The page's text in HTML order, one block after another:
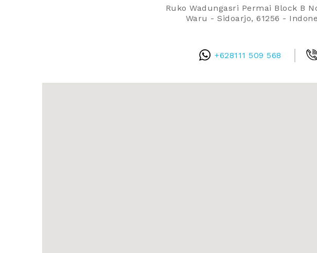
Ruko Wadungasri Permai Block B
Waru - Sidoarjo, 61256 -
+628111 509 568